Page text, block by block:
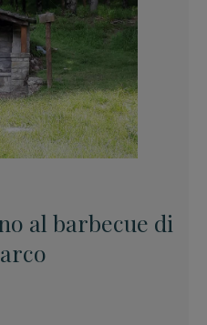
al barbecue di